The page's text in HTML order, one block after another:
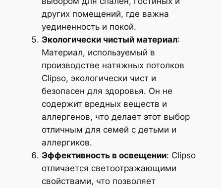
других помещений, где важна
уединенность и покой.
Экологически чистый материал:
Материал, используемый в
производстве натяжных потолков
Clipso, экологически чист и
безопасен для здоровья. Он не
содержит вредных веществ и
аллергенов, что делает этот выбор
отличным для семей с детьми и
аллергиков.
Эффективность в освещении: Clipso
отличается светоотражающими
свойствами, что позволяет